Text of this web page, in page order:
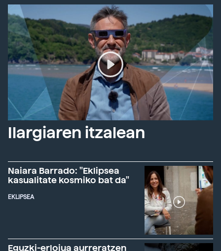
Ilargiaren itzalean
Naiara Barrado: "Eklipsea
kasualitate kosmiko bat da"
EKLIPSEA
Eguzki-erlojua aurreratzen